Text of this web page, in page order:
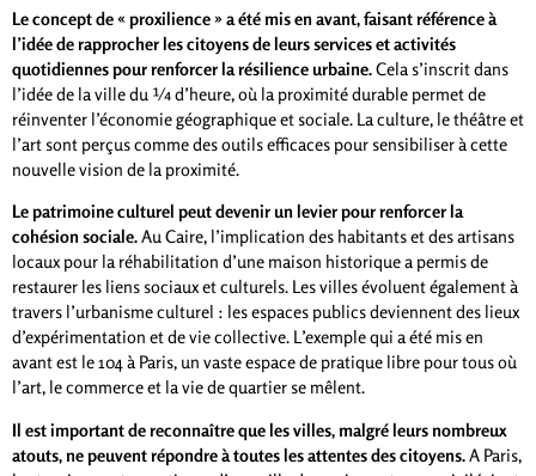
Le concept de « proxilience » a été mis en avant, faisant référence à
l’idée de rapprocher les citoyens de leurs services et activités
quotidiennes pour renforcer la résilience urbaine.Cela s’inscrit dans
l’idée de la ville du ¼ d’heure, où la proximité durable permet de
réinventer l’économie géographique et sociale. La culture, le théâtre et
l’art sont perçus comme des outils efficaces pour sensibiliser à cette
nouvelle vision de la proximité.
Le patrimoine culturel peut devenir un levier pour renforcer la
cohésion sociale.Au Caire, l’implication des habitants et des artisans
locaux pour la réhabilitation d’une maison historique a permis de
restaurer les liens sociaux et culturels. Les villes évoluent également à
travers l’urbanisme culturel : les espaces publics deviennent des lieux
d’expérimentation et de vie collective. L’exemple qui a été mis en
avant est le 104 à Paris, un vaste espace de pratique libre pour tous où
l’art, le commerce et la vie de quartier se mêlent.
Il est important de reconnaître que les villes, malgré leurs nombreux
atouts, ne peuvent répondre à toutes les attentes des citoyens.A Paris,